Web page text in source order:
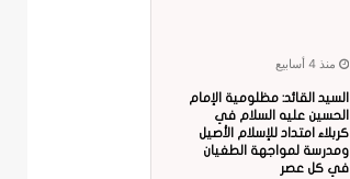
منذ 4 أسابيع
السيد القائد: مظلومية الإمام
الحسين عليه السلام في
كربلاء امتداد للإسلام الأصيل
ومدرسة لمواجهة الطغيان
في كل عصر